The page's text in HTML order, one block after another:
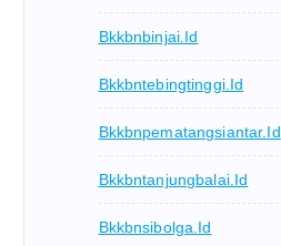
Bkkbnbinjai.id
Bkkbntebingtinggi.id
Bkkbnpematangsiantar.id
Bkkbntanjungbalai.id
Bkkbnsibolga.id